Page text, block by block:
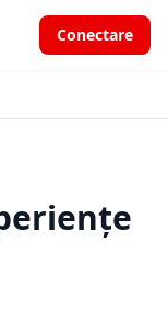
Conectare